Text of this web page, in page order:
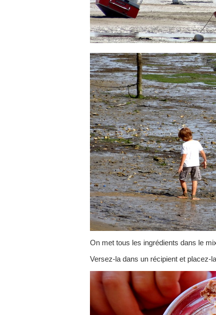
On met tous les ingrédients dans le
Versez-la dans un récipient et placez-